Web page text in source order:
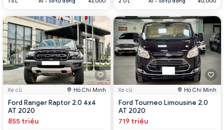
Xe cũ Hồ Chí Minh
Ford Ranger Raptor 2.0 4x4
AT 2020
855 triệu
Xe cũ Hồ Chí Minh
Ford Tourneo Limousine 2.0
AT 2020
719 triệu